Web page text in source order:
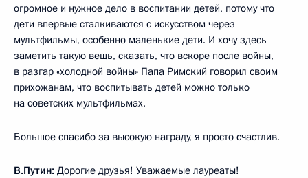
огромное и нужное дело в воспитании детей, потому что
дети впервые сталкиваются с искусством через
мультфильмы, особенно маленькие дети. И хочу здесь
заметить такую вещь, сказать, что вскоре после войны,
в разгар «холодной войны» Папа Римский говорил своим
прихожанам, что воспитывать детей можно только
на советских мультфильмах.
Большое спасибо за высокую награду, я просто счастлив.
В.Путин: Дорогие друзья! Уважаемые лауреаты!